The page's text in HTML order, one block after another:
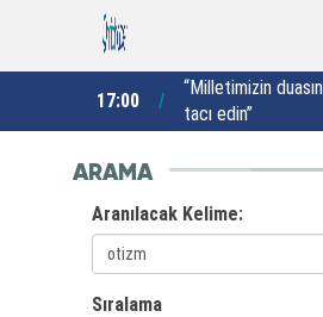
17:00
“Milletimizin
tacı edin”
ARAMA
Aranılacak Kelime:
Sıralama